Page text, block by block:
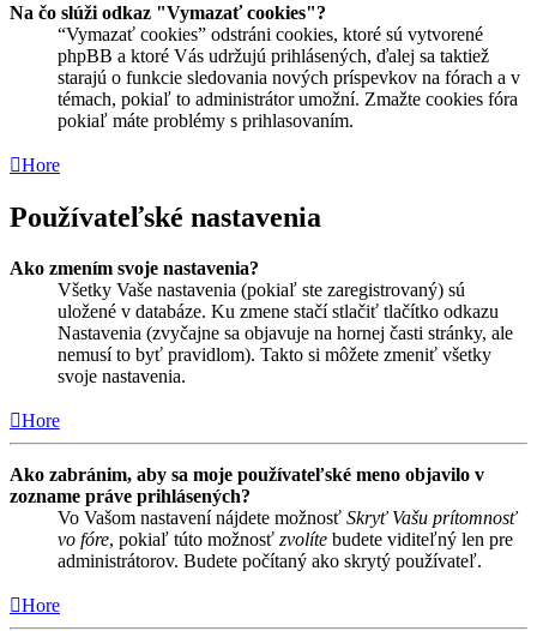
Na čo slúži odkaz "Vymazať cookies"?
“Vymazať cookies” odstráni cookies, ktoré sú vytvorené
phpBB a ktoré Vás udržujú prihlásených, ďalej sa taktiež
starajú o funkcie sledovania nových príspevkov na fórach a v
témach, pokiaľ to administrátor umožní. Zmažte cookies fóra
pokiaľ máte problémy s prihlasovaním.
Hore
Používateľské nastavenia
Ako zmením svoje nastavenia?
Všetky Vaše nastavenia (pokiaľ ste zaregistrovaný) sú
uložené v databáze. Ku zmene stačí stlačiť tlačítko odkazu
Nastavenia (zvyčajne sa objavuje na hornej časti stránky, ale
nemusí to byť pravidlom). Takto si môžete zmeniť všetky
svoje nastavenia.
Hore
Ako zabránim, aby sa moje používateľské meno objavilo v
zozname práve prihlásených?
Vo Vašom nastavení nájdete možnosť Skryť Vašu prítomnosť
vo fóre, pokiaľ túto možnosť zvolíte budete viditeľný len pre
administrátorov. Budete počítaný ako skrytý používateľ.
Hore